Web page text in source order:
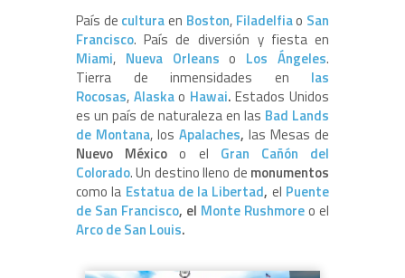
País de culturaen Boston, Filadelfiao San
Francisco. País de diversión y fiesta en
Miami, Nueva Orleans o Los Ángeles.
Tierra de inmensidades en
las
Rocosas, Alaskao Hawai.Estados Unidos
es un país de naturaleza en las Bad Lands
de Montana, los Apalaches, las Mesas de
Nuevo México o el Gran Cañón del
Colorado. Un destino lleno de monumentos
como la Estatua de la Libertad, el Puente
de San Francisco, el Monte Rushmoreo el
Arco de San Louis.